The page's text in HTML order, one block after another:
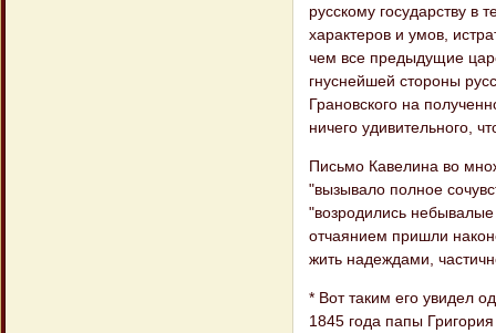
русскому государству в
характеров и умов,
чем все предыдущие
гнуснейшей стороны
Грановского на
ничего удивительного,
Письмо Кавелина во
"вызывало полное
"возродились
отчаянием пришли
жить надеждами,
* Вот таким его увидел
1845 года папы